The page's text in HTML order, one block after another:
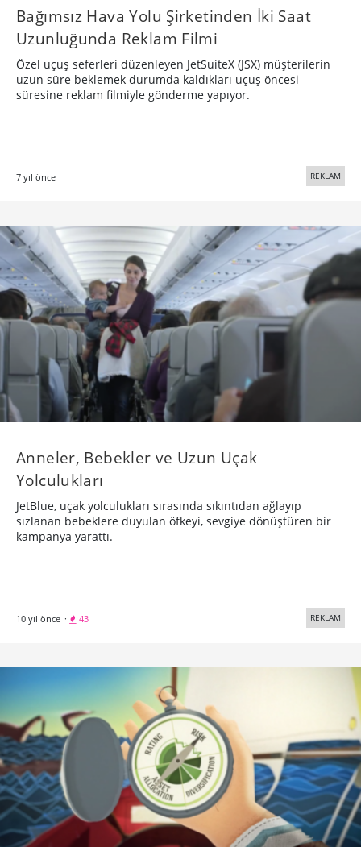
Bağımsız Hava Yolu Şirketinden İki Saat
Uzunluğunda Reklam Filmi
Özel uçuş seferleri düzenleyen JetSuiteX (JSX) müşterilerin
uzun süre beklemek durumda kaldıkları uçuş öncesi
süresine reklam filmiyle gönderme yapıyor.
7 yıl önce REKLAM
Anneler, Bebekler ve Uzun Uçak
Yolculukları
JetBlue, uçak yolculukları sırasında sıkıntıdan ağlayıp
sızlanan bebeklere duyulan öfkeyi, sevgiye dönüştüren bir
kampanya yarattı.
10 yıl önce · 43 REKLAM